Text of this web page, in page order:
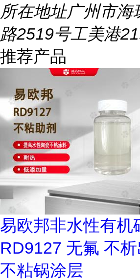
所在地址广州市海
路2519号工美港
推荐产品
易欧邦非水性有机
RD9127 无氟 不
不粘锅涂层